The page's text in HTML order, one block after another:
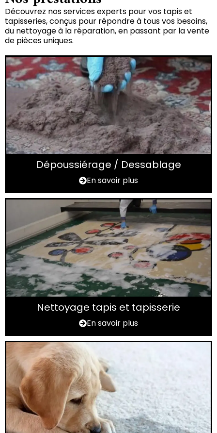
Découvrez nos services experts pour vos tapis et
tapisseries, conçus pour répondre à tous vos besoins,
du nettoyage à la réparation, en passant par la vente
de pièces uniques.
Dépoussiérage / Dessablage
En savoir plus
Nettoyage tapis et tapisserie
En savoir plus